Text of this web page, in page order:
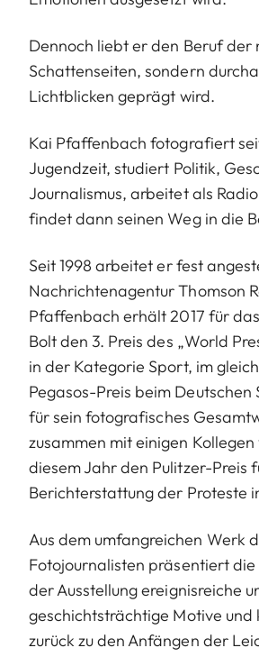
Dennoch liebt er den Beruf der
Schattenseiten, sondern
Lichtblicken geprägt wird.
Kai Pfaffenbach fotografiert
Jugendzeit, studiert Politik,
Journalismus, arbeitet als
findet dann seinen Weg in die
Seit 1998 arbeitet er fest
Nachrichtenagentur Thomson
Pfaffenbach erhält 2017 für
Bolt den 3. Preis des „World
in der Kategorie Sport, im
Pegasos-Preis beim
für sein fotografisches
zusammen mit einigen Kollegen
diesem Jahr den Pulitzer-Preis
Berichterstattung der Proteste
Aus dem umfangreichen Werk
Fotojournalisten präsentiert
der Ausstellung ereignisreiche
geschichtsträchtige Motive und
zurück zu den Anfängen der